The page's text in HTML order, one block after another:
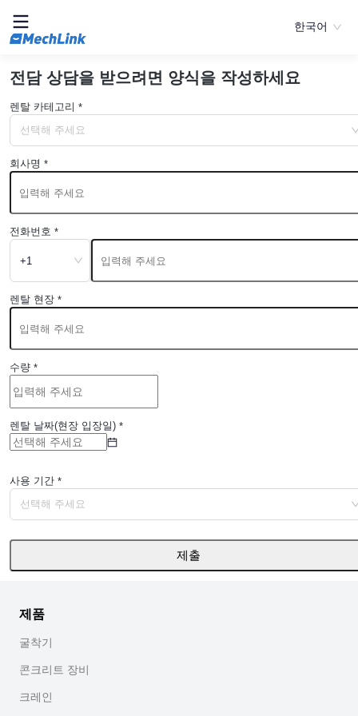
한국어
전담 상담을 받으려면 양식을 작성하세요
렌탈 카테고리 *
선택해 주세요
회사명 *
전화번호 *
+1
렌탈 현장 *
수량 *
렌탈 날짜(현장 입장일) *
사용 기간 *
선택해 주세요
제출
제품
굴착기
콘크리트 장비
크레인